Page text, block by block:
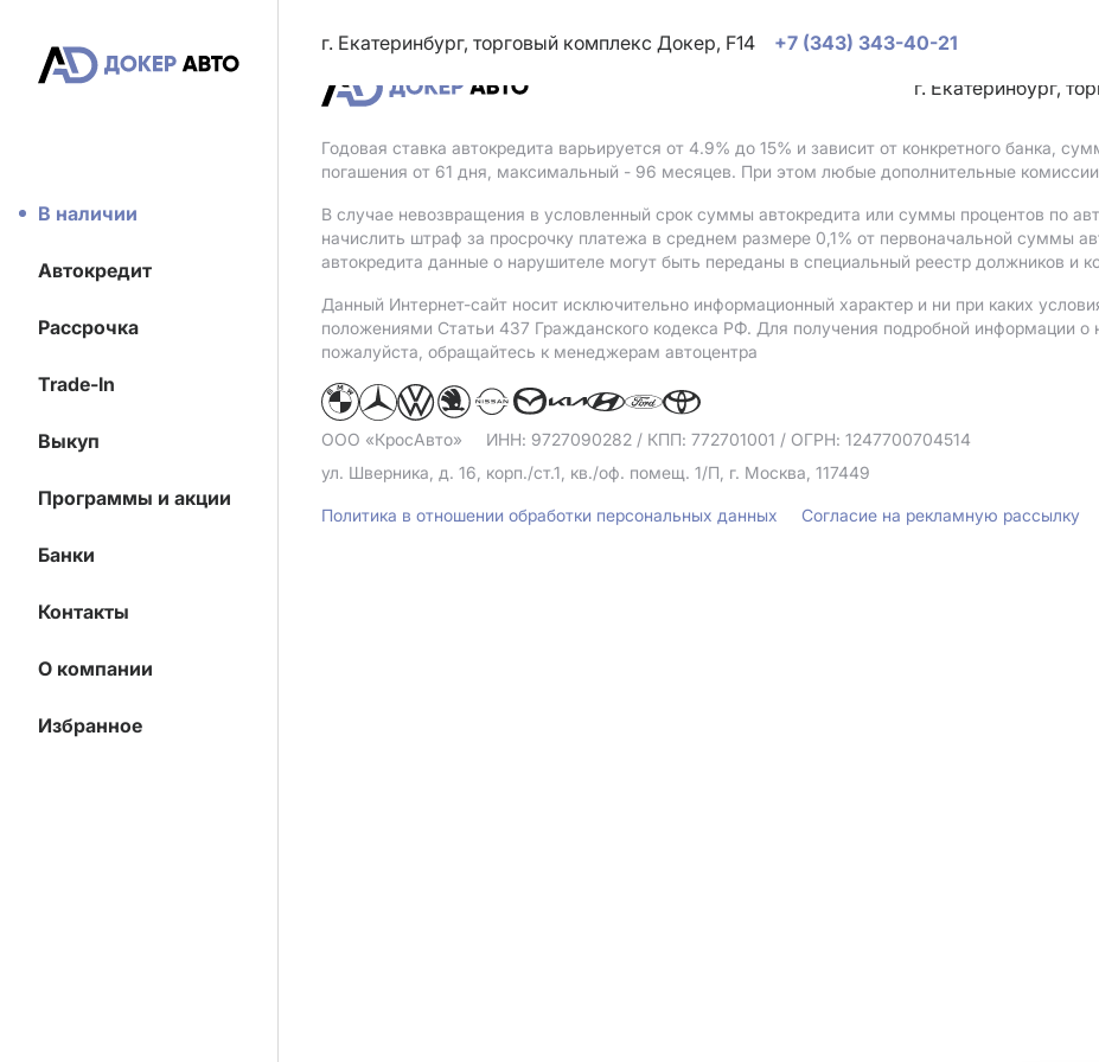
В наличии
Автокредит
Рассрочка
Trade-In
Выкуп
Программы и акции
Банки
Контакты
О компании
Избранное
г. Екатеринбург, торговый комплекс Докер, F14
+7 (343) 343-40-21
г. Екатеринбург,
Годовая ставка автокредита варьируется от 4.9% до 15% и зависит от конкретного банка,
погашения от 61 дня, максимальный - 96 месяцев. При этом любые дополнительные
В случае невозвращения в условленный срок суммы автокредита или суммы процентов по
начислить штраф за просрочку платежа в среднем размере 0,1% от первоначальной суммы
автокредита данные о нарушителе могут быть переданы в специальный реестр должников и
Данный Интернет-сайт носит исключительно информационный характер и ни при каких
положениями Статьи 437 Гражданского кодекса РФ. Для получения подробной информации о
пожалуйста, обращайтесь к менеджерам автоцентра
ООО «КросАвто» ИНН: 9727090282 / КПП: 772701001 / ОГРН: 1247700704514
ул. Шверника, д. 16, корп./ст.1, кв./оф. помещ. 1/П, г. Москва, 117449
Политика в отношении обработки персональных данных Согласие на рекламную рассылку